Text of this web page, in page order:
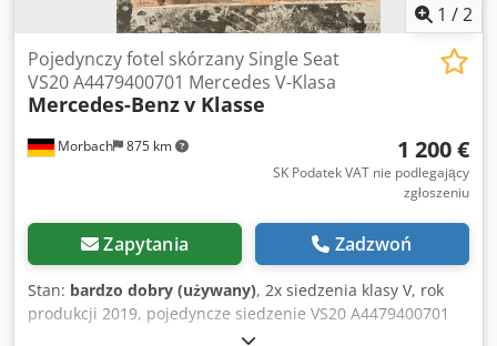
1 /2
Morbach 875 km
Pojedynczy fotel skórzany Single Seat
VS20 A4479400701 Mercedes V-Klasa
Mercedes-Benzv Klasse
1 200 €
SK Podatek VAT nie podlegający
zgłoszeniu
Zapytania Zadzwoń
Stan: bardzo dobry (używany), 2x siedzenia klasy V, rok
produkcji 2019, pojedyncze siedzenie VS20 A4479400701